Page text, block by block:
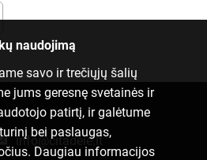
naudojimą
savo ir trečiųjų šalių
jums geresnę svetainės ir
patirtį, ir galėtume
bei paslaugas,
Daugiau informacijos
info@citadele.lt